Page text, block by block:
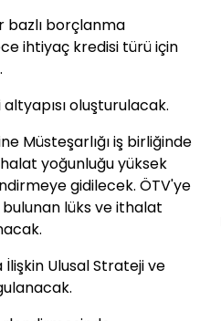
bazlı borçlanma
ihtiyaç kredisi türü için
oluşturulacak.
Müsteşarlığı iş birliğinde
yoğunluğu yüksek
gidilecek. ÖTV'ye
lüks ve ithalat
İlişkin Ulusal Strateji ve